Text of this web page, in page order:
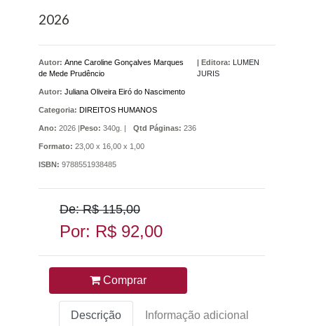
2026
Autor: Anne Caroline Gonçalves Marques
de Mede Prudêncio
Autor: Juliana Oliveira Eiró do Nascimento
|Editora: LUMEN
JURIS
Categoria: DIREITOS HUMANOS
Ano: 2026 |Peso: 340g. | Qtd Páginas: 236
Formato: 23,00 x 16,00 x 1,00
ISBN: 9788551938485
De: R$ 115,00
Por: R$ 92,00
Comprar
Descrição Informação adicional